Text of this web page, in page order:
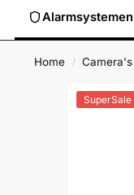
Alarmsystemen
Home /
SuperSale